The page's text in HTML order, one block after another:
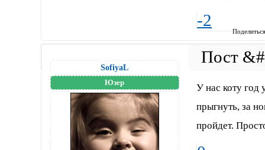
-2
SofiyaL
Юзер
У нас коту год
прыгнуть, за
пройдет.